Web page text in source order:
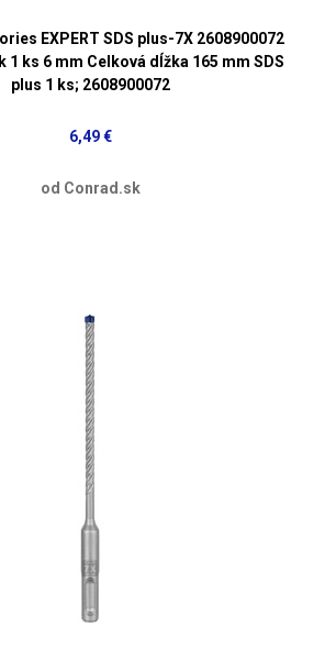
EXPERT SDS plus-7X 2608900072
1 ks 6 mm Celková dĺžka 165 mm SDS
plus 1 ks; 2608900072
6,49 €
od Conrad.sk